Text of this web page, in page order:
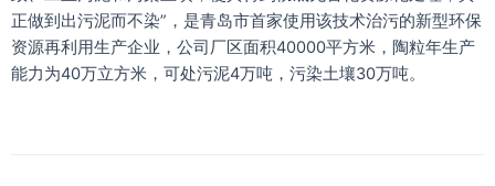
正做到出污泥而不染”，是青岛市首家使用该技术治污的新型环保
资源再利用生产企业，公司厂区面积40000平方米，陶粒年生产
能力为40万立方米，可处污泥4万吨，污染土壤30万吨。